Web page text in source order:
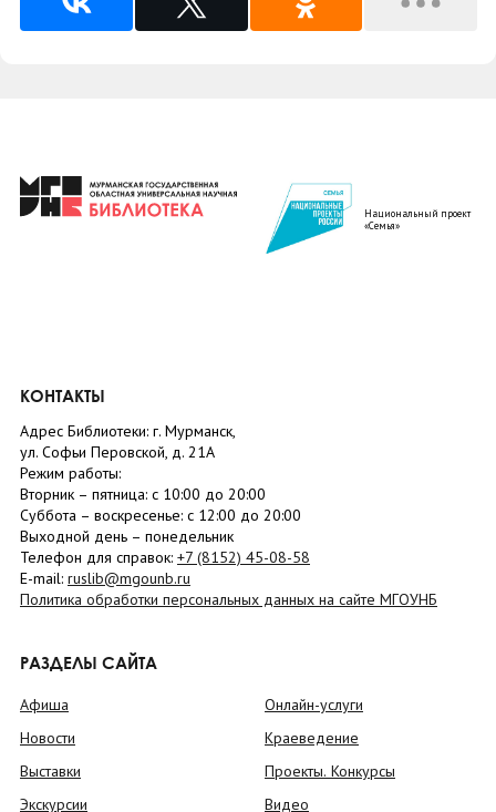
Национальный проект
«Семья»
КОНТАКТЫ
Адрес Библиотеки: г. Мурманск,
ул. Софьи Перовской, д. 21А
Режим работы:
Вторник – пятница: с 10:00 до 20:00
Суббота – воскресенье: c 12:00 до 20:00
Выходной день – понедельник
Телефон для справок: +7 (8152) 45-08-58
E-mail: ruslib@mgounb.ru
Политика обработки персональных данных на сайте МГОУНБ
РАЗДЕЛЫ САЙТА
Афиша
Новости
Выставки
Экскурсии
Онлайн-услуги
Краеведение
Проекты. Конкурсы
Видео